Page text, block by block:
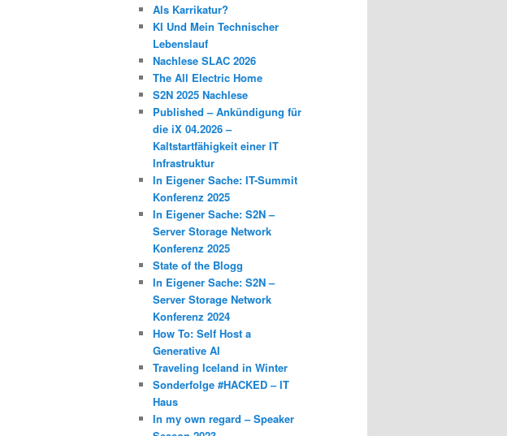
Als Karrikatur?
KI Und Mein Technischer
Lebenslauf
Nachlese SLAC 2026
The All Electric Home
S2N 2025 Nachlese
Published – Ankündigung für
die iX 04.2026 –
Kaltstartfähigkeit einer IT
Infrastruktur
In Eigener Sache: IT-Summit
Konferenz 2025
In Eigener Sache: S2N –
Server Storage Network
Konferenz 2025
State of the Blogg
In Eigener Sache: S2N –
Server Storage Network
Konferenz 2024
How To: Self Host a
Generative AI
Traveling Iceland in Winter
Sonderfolge #HACKED – IT
Haus
In my own regard – Speaker